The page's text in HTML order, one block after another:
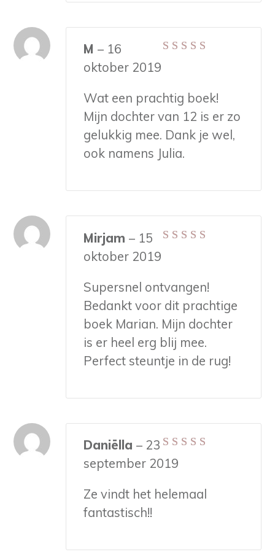
M– 16
oktober 2019
Wat een prachtig boek!
Mijn dochter van 12 is er zo
gelukkig mee. Dank je wel,
ook namens Julia.
Mirjam– 15
oktober 2019
Supersnel ontvangen!
Bedankt voor dit prachtige
boek Marian. Mijn dochter
is er heel erg blij mee.
Perfect steuntje in de rug!
Gewaardeerd
uit 5
Daniëlla– 23
september 2019
Ze vindt het helemaal
fantastisch!!